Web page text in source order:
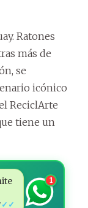
Ratones
más de
se
icónico
ReciclArte
tiene un
✓✓
1